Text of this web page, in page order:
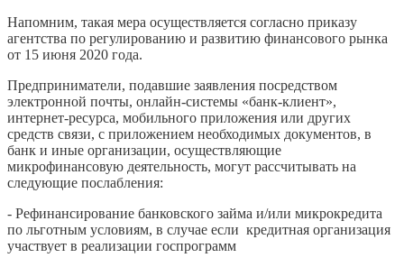
Напомним, такая мера осуществляется согласно приказу
агентства по регулированию и развитию финансового рынка
от 15 июня 2020 года.
Предприниматели, подавшие заявления посредством
электронной почты, онлайн-системы «банк-клиент»,
интернет-ресурса, мобильного приложения или других
средств связи, с приложением необходимых документов, в
банк и иные организации, осуществляющие
микрофинансовую деятельность, могут рассчитывать на
следующие послабления:
- Рефинансирование банковского займа и/или микрокредита
по льготным условиям, в случае если кредитная организация
участвует в реализации госпрограмм